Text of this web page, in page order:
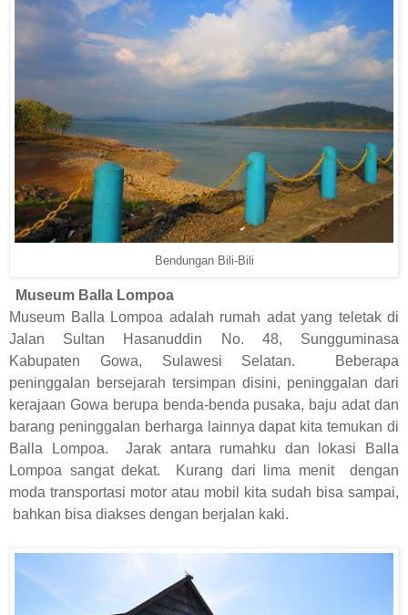
Bendungan Bili-Bili
Museum Balla Lompoa
Museum Balla Lompoa adalah rumah adat yang teletak di
Jalan Sultan Hasanuddin No. 48, Sungguminasa
Kabupaten Gowa, Sulawesi Selatan. Beberapa
peninggalan bersejarah tersimpan disini, peninggalan dari
kerajaan Gowa berupa benda-benda pusaka, baju adat dan
barang peninggalan berharga lainnya dapat kita temukan di
Balla Lompoa. Jarak antara rumahku dan lokasi Balla
Lompoa sangat dekat. Kurang dari lima menit dengan
moda transportasi motor atau mobil kita sudah bisa sampai,
bahkan bisa diakses dengan berjalan kaki.